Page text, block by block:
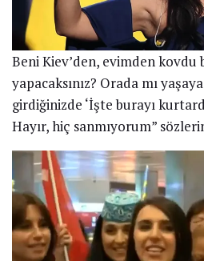
Beni Kiev’den, evimden kovdu
yapacaksınız? Orada mı
girdiğinizde ‘İşte burayı
Hayır, hiç sanmıyorum”